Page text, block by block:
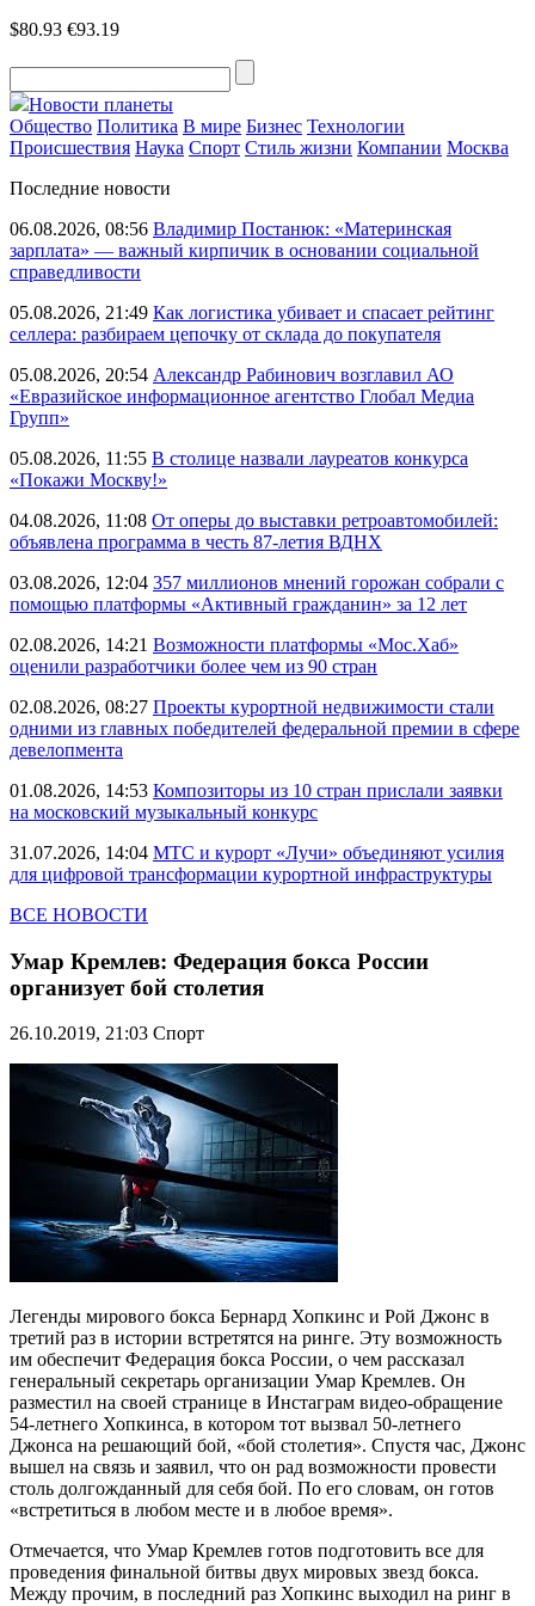
$80.93 €93.19
Новости планеты
Общество Политика В мире Бизнес Технологии
Происшествия Наука Спорт Стиль жизни Компании Москва
Последние новости
06.08.2026, 08:56 Владимир Постанюк: «Материнская
зарплата» — важный кирпичик в основании социальной
справедливости
05.08.2026, 21:49 Как логистика убивает и спасает рейтинг
селлера: разбираем цепочку от склада до покупателя
05.08.2026, 20:54 Александр Рабинович возглавил АО
«Евразийское информационное агентство Глобал Медиа
Групп»
05.08.2026, 11:55 В столице назвали лауреатов конкурса
«Покажи Москву!»
04.08.2026, 11:08 От оперы до выставки ретроавтомобилей:
объявлена программа в честь 87-летия ВДНХ
03.08.2026, 12:04 357 миллионов мнений горожан собрали с
помощью платформы «Активный гражданин» за 12 лет
02.08.2026, 14:21 Возможности платформы «Мос.Хаб»
оценили разработчики более чем из 90 стран
02.08.2026, 08:27 Проекты курортной недвижимости стали
одними из главных победителей федеральной премии в сфере
девелопмента
01.08.2026, 14:53 Композиторы из 10 стран прислали заявки
на московский музыкальный конкурс
31.07.2026, 14:04 МТС и курорт «Лучи» объединяют усилия
для цифровой трансформации курортной инфраструктуры
ВСЕ НОВОСТИ
Умар Кремлев: Федерация бокса России
организует бой столетия
26.10.2019, 21:03 Спорт
Легенды мирового бокса Бернард Хопкинс и Рой Джонс в
третий раз в истории встретятся на ринге. Эту возможность
им обеспечит Федерация бокса России, о чем рассказал
генеральный секретарь организации Умар Кремлев. Он
разместил на своей странице в Инстаграм видео-обращение
54-летнего Хопкинса, в котором тот вызвал 50-летнего
Джонса на решающий бой, «бой столетия». Спустя час, Джонс
вышел на связь и заявил, что он рад возможности провести
столь долгожданный для себя бой. По его словам, он готов
«встретиться в любом месте и в любое время».
Отмечается, что Умар Кремлев готов подготовить все для
проведения финальной битвы двух мировых звезд бокса.
Между прочим, в последний раз Хопкинс выходил на ринг в